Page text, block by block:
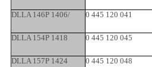
DLLA 146P 1406/ 0 445 120 041
DLLA 154P 1418 0 445 120 045
DLLA 157P 1424 0 445 120 048